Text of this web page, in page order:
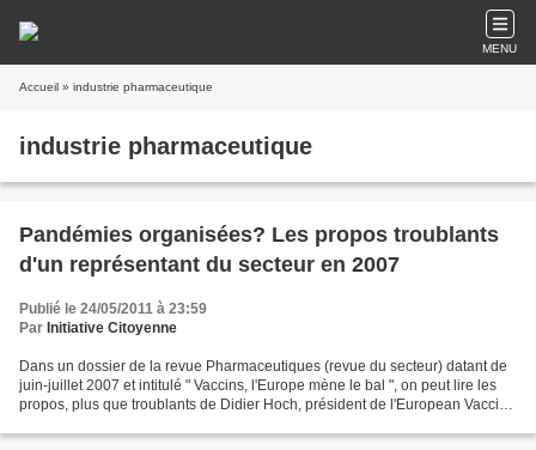
MENU
Accueil » industrie pharmaceutique
industrie pharmaceutique
Pandémies organisées? Les propos troublants
d'un représentant du secteur en 2007
Publié le 24/05/2011 à 23:59
Par Initiative Citoyenne
Dans un dossier de la revue Pharmaceutiques (revue du secteur) datant de
juin-juillet 2007 et intitulé " Vaccins, l'Europe mène le bal ", on peut lire les
propos, plus que troublants de Didier Hoch, président de l'European Vaccine